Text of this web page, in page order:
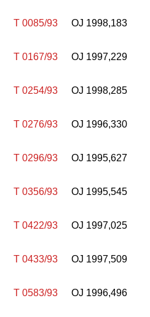
T 0085/93 OJ 1998,183
T 0167/93 OJ 1997,229
T 0254/93 OJ 1998,285
T 0276/93 OJ 1996,330
T 0296/93 OJ 1995,627
T 0356/93 OJ 1995,545
T 0422/93 OJ 1997,025
T 0433/93 OJ 1997,509
T 0583/93 OJ 1996,496